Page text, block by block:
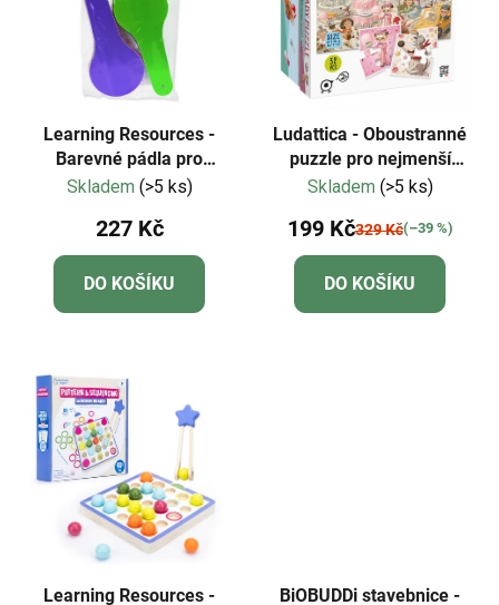
Learning Resources -
Barevné pádla pro
základní vědy 18 ks
Skladem (>5 ks)
227 Kč
DO KOŠÍKU
Ludattica - Oboustranné
puzzle pro nejmenší
Město - baby puzzle
Skladem (>5 ks)
199 Kč329 Kč(–39 %)
DO KOŠÍKU
Learning Resources - BiOBUDDi stavebnice -